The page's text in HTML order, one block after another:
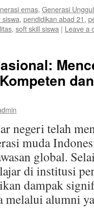
emas, Generasi Unggul
, pendidikan abad 21,
, soft skill siswa | Leave a
negeri telah
muda
global.
di institusi
dampak
melalui alumni